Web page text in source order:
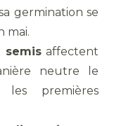
germination se
mai.
semisaffectent
neutre le
les premières